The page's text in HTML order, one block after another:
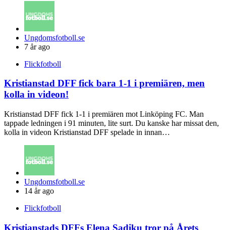
Posted
by
Ungdomsfotboll.se
7 år ago
Flickfotboll
Kristianstad DFF fick bara 1-1 i premiären, men
kolla in videon!
Kristianstad DFF fick 1-1 i premiären mot Linköping FC. Man
tappade ledningen i 91 minuten, lite surt. Du kanske har missat den,
kolla in videon Kristianstad DFF spelade in innan…
Posted
by
Ungdomsfotboll.se
14 år ago
Flickfotboll
Kristianstads DFFs Elena Sadiku tror på Årets